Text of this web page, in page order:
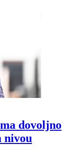
dovoljno
nivou